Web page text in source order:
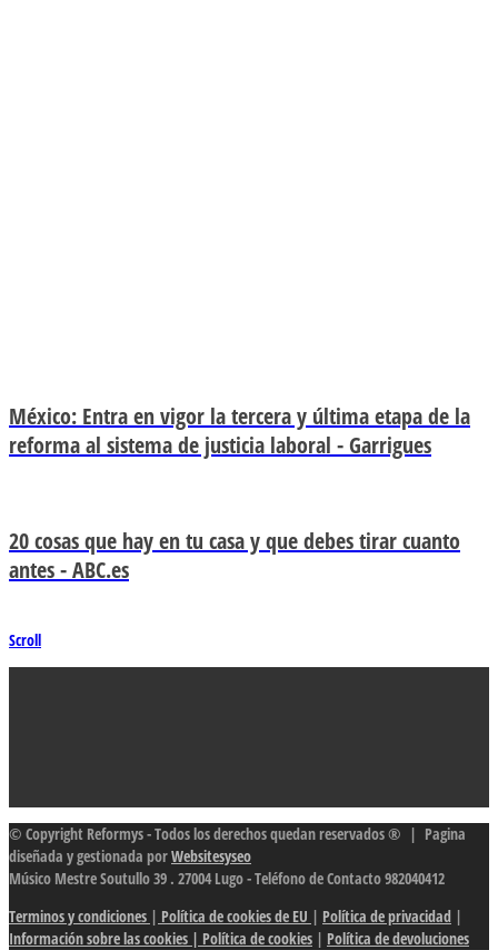
México: Entra en vigor la tercera y última etapa de la
reforma al sistema de justicia laboral - Garrigues
20 cosas que hay en tu casa y que debes tirar cuanto
antes - ABC.es
Scroll
© Copyright Reformys - Todos los derechos quedan reservados ® | Pagina
diseñada y gestionada porWebsitesyseo
Músico Mestre Soutullo 39 . 27004 Lugo - Teléfono de Contacto 982040412
Terminos y condiciones | Política de cookies de EU | Política de privacidad |
Información sobre las cookies | Política de cookies | Política de devoluciones